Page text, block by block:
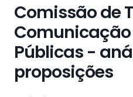
Comissão de
Comunicação
Públicas -
proposições